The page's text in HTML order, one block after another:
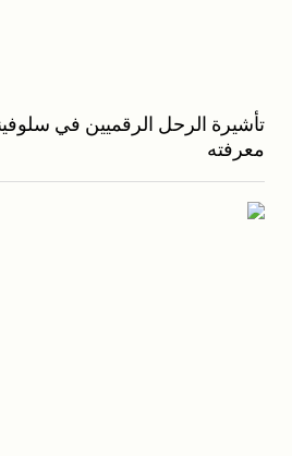
تأشيرة الرحل الرقميين في
معرفته